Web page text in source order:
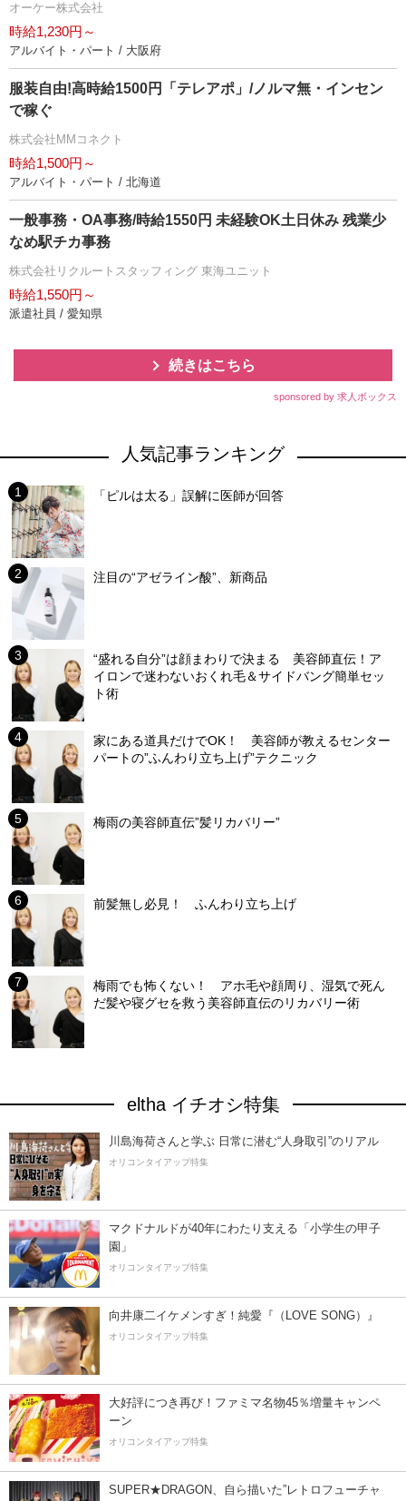
オーケー株式会社
時給1,230円～
アルバイト・パート / 大阪府
服装自由!高時給1500円「テレアポ」/ノルマ無・インセン
で稼ぐ
株式会社MMコネクト
時給1,500円～
アルバイト・パート / 北海道
一般事務・OA事務/時給1550円 未経験OK土日休み 残業少
なめ駅チカ事務
株式会社リクルートスタッフィング 東海ユニット
時給1,550円～
派遣社員 / 愛知県
続きはこちら
sponsored by 求人ボックス
人気記事ランキング
「ピルは太る」誤解に医師が回答
注目の“アゼライン酸”、新商品
“盛れる自分”は顔まわりで決まる 美容師直伝！ア
イロンで迷わないおくれ毛＆サイドバング簡単セッ
ト術
家にある道具だけでOK！ 美容師が教えるセンター
パートの”ふんわり立ち上げ”テクニック
梅雨の美容師直伝”髪リカバリー”
前髪無し必見！ ふんわり立ち上げ
梅雨でも怖くない！ アホ毛や顔周り、湿気で死ん
だ髪や寝グセを救う美容師直伝のリカバリー術
eltha イチオシ特集
川島海荷さんと学ぶ 日常に潜む“人身取引”のリアル
オリコンタイアップ特集
マクドナルドが40年にわたり支える「小学生の甲子
園」
オリコンタイアップ特集
向井康二イケメンすぎ！純愛『（LOVE SONG）』
オリコンタイアップ特集
大好評につき再び！ファミマ名物45％増量キャンペ
ーン
オリコンタイアップ特集
SUPER★DRAGON、自ら描いた”レトロフューチャ